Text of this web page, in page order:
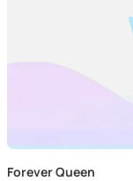
Forever Queen